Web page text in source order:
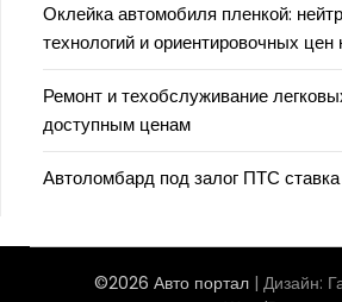
Оклейка автомобиля пленкой:
технологий и ориентировочных цен
Ремонт и техобслуживание
доступным ценам
Автоломбард под залог ПТС
©2026 Авто портал | Дизайн: